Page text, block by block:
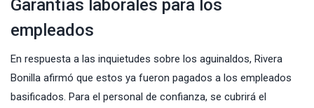
Garantías laborales para los
empleados
En respuesta a las inquietudes sobre los aguinaldos, Rivera
Bonilla afirmó que estos ya fueron pagados a los empleados
basificados. Para el personal de confianza, se cubrirá el